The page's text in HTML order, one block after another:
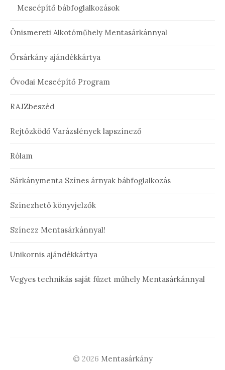
Meseépítő bábfoglalkozások
Önismereti Alkotóműhely Mentasárkánnyal
Őrsárkány ajándékkártya
Óvodai Meseépítő Program
RAJZbeszéd
Rejtőzködő Varázslények lapszínező
Rólam
Sárkánymenta Színes árnyak bábfoglalkozás
Színezhető könyvjelzők
Színezz Mentasárkánnyal!
Unikornis ajándékkártya
Vegyes technikás saját füzet műhely Mentasárkánnyal
© 2026 Mentasárkány